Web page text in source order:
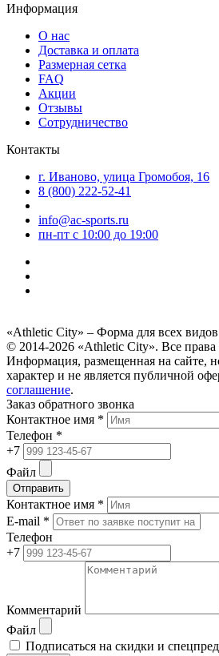
Информация
О нас
Доставка и оплата
Размерная сетка
FAQ
Акции
Отзывы
Сотрудничество
Контакты
г. Иваново, улица Громобоя, 16
8 (800) 222-52-41
info@ac-sports.ru
пн-пт c 10:00 до 19:00
«Athletic City» – Форма для всех видов
© 2014-2026 «Athletic City». Все
Информация, размещенная на сайте,
характер и не является публичной
соглашение.
Заказ обратного звонка
Контактное имя *
Телефон *
+7
Файл
Отправить
Контактное имя *
E-mail *
Телефон
+7
Комментарий
Файл
Подписаться на скидки и